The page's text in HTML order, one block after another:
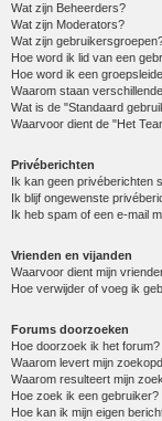
Wat zijn Beheerders?
Wat zijn Moderators?
Wat zijn
Hoe word ik lid van een
Hoe word ik een
Waarom staan
Wat is de "Standaard
Waarvoor dient de "Het
Privéberichten
Ik kan geen privéberichten
Ik blijf ongewenste
Ik heb spam of een e-mail
Vrienden en vijanden
Waarvoor dient mijn
Hoe verwijder of voeg ik
Forums doorzoeken
Hoe doorzoek ik het forum?
Waarom levert mijn
Waarom resulteert mijn
Hoe zoek ik een gebruiker?
Hoe kan ik mijn eigen